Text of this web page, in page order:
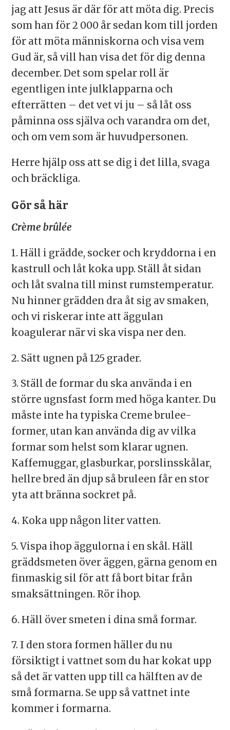
jag att Jesus är där för att möta dig. Precis
som han för 2 000 år sedan kom till jorden
för att möta människorna och visa vem
Gud är, så vill han visa det för dig denna
december. Det som spelar roll är
egentligen inte julklapparna och
efterrätten – det vet vi ju – så låt oss
påminna oss själva och varandra om det,
och om vem som är huvudpersonen.
Herre hjälp oss att se dig i det lilla, svaga
och bräckliga.
Gör så här
Crème brûlée
1. Häll i grädde, socker och kryddorna i en
kastrull och låt koka upp. Ställ åt sidan
och låt svalna till minst rumstemperatur.
Nu hinner grädden dra åt sig av smaken,
och vi riskerar inte att äggulan
koagulerar när vi ska vispa ner den.
2. Sätt ugnen på 125 grader.
3. Ställ de formar du ska använda i en
större ugnsfast form med höga kanter. Du
måste inte ha typiska Creme brulee-
former, utan kan använda dig av vilka
formar som helst som klarar ugnen.
Kaffemuggar, glasburkar, porslinsskålar,
hellre bred än djup så bruleen får en stor
yta att bränna sockret på.
4. Koka upp någon liter vatten.
5. Vispa ihop äggulorna i en skål. Häll
gräddsmeten över äggen, gärna genom en
finmaskig sil för att få bort bitar från
smaksättningen. Rör ihop.
6. Häll över smeten i dina små formar.
7. I den stora formen häller du nu
försiktigt i vattnet som du har kokat upp
så det är vatten upp till ca hälften av de
små formarna. Se upp så vattnet inte
kommer i formarna.